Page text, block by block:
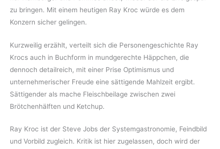
zu bringen. Mit einem heutigen Ray Kroc würde es dem
Konzern sicher gelingen.
Kurzweilig erzählt, verteilt sich die Personengeschichte Ray
Krocs auch in Buchform in mundgerechte Häppchen, die
dennoch detailreich, mit einer Prise Optimismus und
unternehmerischer Freude eine sättigende Mahlzeit ergibt.
Sättigender als mache Fleischbeilage zwischen zwei
Brötchenhälften und Ketchup.
Ray Kroc ist der Steve Jobs der Systemgastronomie, Feindbild
und Vorbild zugleich. Kritik ist hier zugelassen, doch wird der